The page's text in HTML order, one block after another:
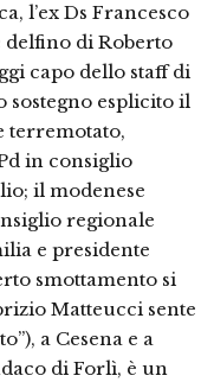
l’ex Ds Francesco
delfino di Roberto
capo dello staff di
sostegno esplicito il
terremotato,
in consiglio
il modenese
regionale
e presidente
smottamento si
Matteucci sente
a Cesena e a
di Forlì, è un